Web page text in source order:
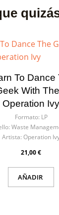
To Dance
With
Operation Ivy
Formato: LP
Waste
Artista: Operation
21,00 €
AÑADIR